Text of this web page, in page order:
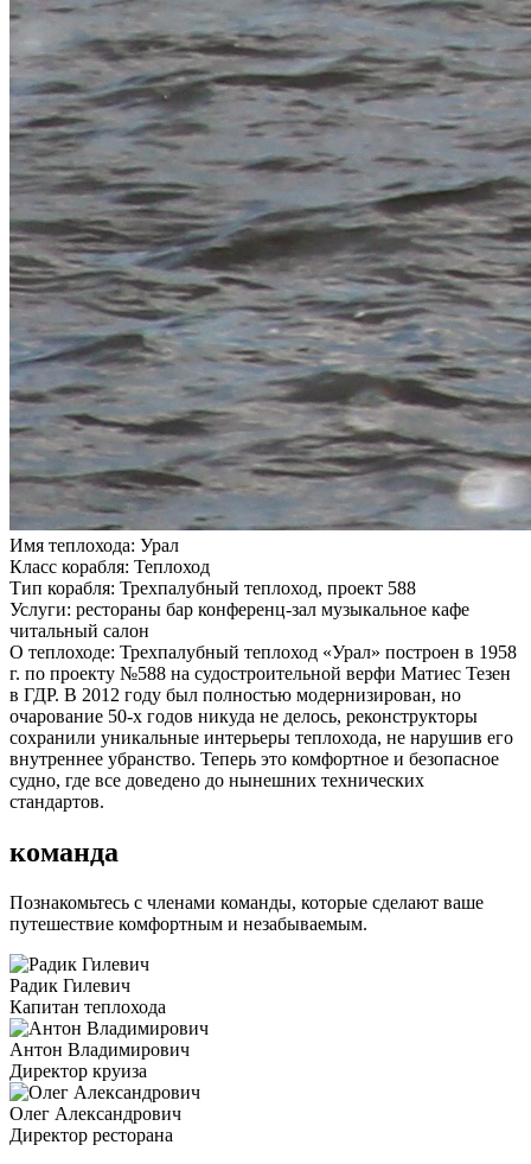
Имя теплохода: Урал
Класс корабля: Теплоход
Тип корабля: Трехпалубный теплоход, проект 588
Услуги: рестораны бар конференц-зал музыкальное кафе
читальный салон
О теплоходе: Трехпалубный теплоход «Урал» построен в 1958
г. по проекту №588 на судостроительной верфи Матиес Тезен
в ГДР. В 2012 году был полностью модернизирован, но
очарование 50-х годов никуда не делось, реконструкторы
сохранили уникальные интерьеры теплохода, не нарушив его
внутреннее убранство. Теперь это комфортное и безопасное
судно, где все доведено до нынешних технических
стандартов.
команда
Познакомьтесь с членами команды, которые сделают ваше
путешествие комфортным и незабываемым.
Радик Гилевич
Капитан теплохода
Антон Владимирович
Директор круиза
Олег Александрович
Директор ресторана